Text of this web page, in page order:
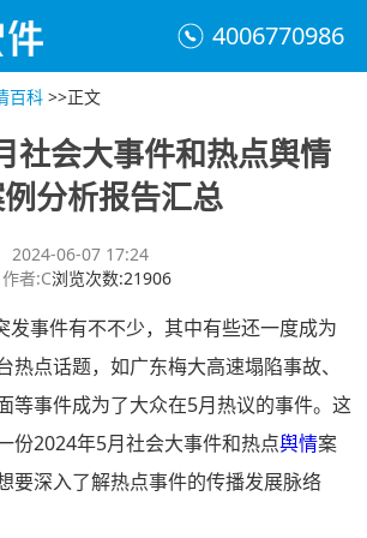
4006770986
百科 >>正文
社会大事件和热点舆情
分析报告汇总
2024-06-07 17:24
作者:C浏览次数:21906
发事件有不不少，其中有些还一度成为
热点话题，如广东梅大高速塌陷事故、
等事件成为了大众在5月热议的事件。这
份2024年5月社会大事件和热点舆情案
要深入了解热点事件的传播发展脉络